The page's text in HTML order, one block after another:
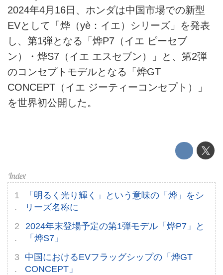
HOME
EV
電動バイク
このメディアについて
運営会社
利用規約
プライバシーポリシー
2024年4月16日、ホンダは中国市場での新型
EVとして「烨（yè：イエ）シリーズ」を発表
し、第1弾となる「烨P7（イエ ピーセブ
ン）・烨S7（イエ エスセブン）」と、第2弾
のコンセプトモデルとなる「烨GT
CONCEPT（イエ ジーティーコンセプト）」
を世界初公開した。
「明るく光り輝く」という意味の「烨」をシ
リーズ名称に
2024年末登場予定の第1弾モデル「烨P7」と
「烨S7」
中国におけるEVフラッグシップの「烨GT
CONCEPT」